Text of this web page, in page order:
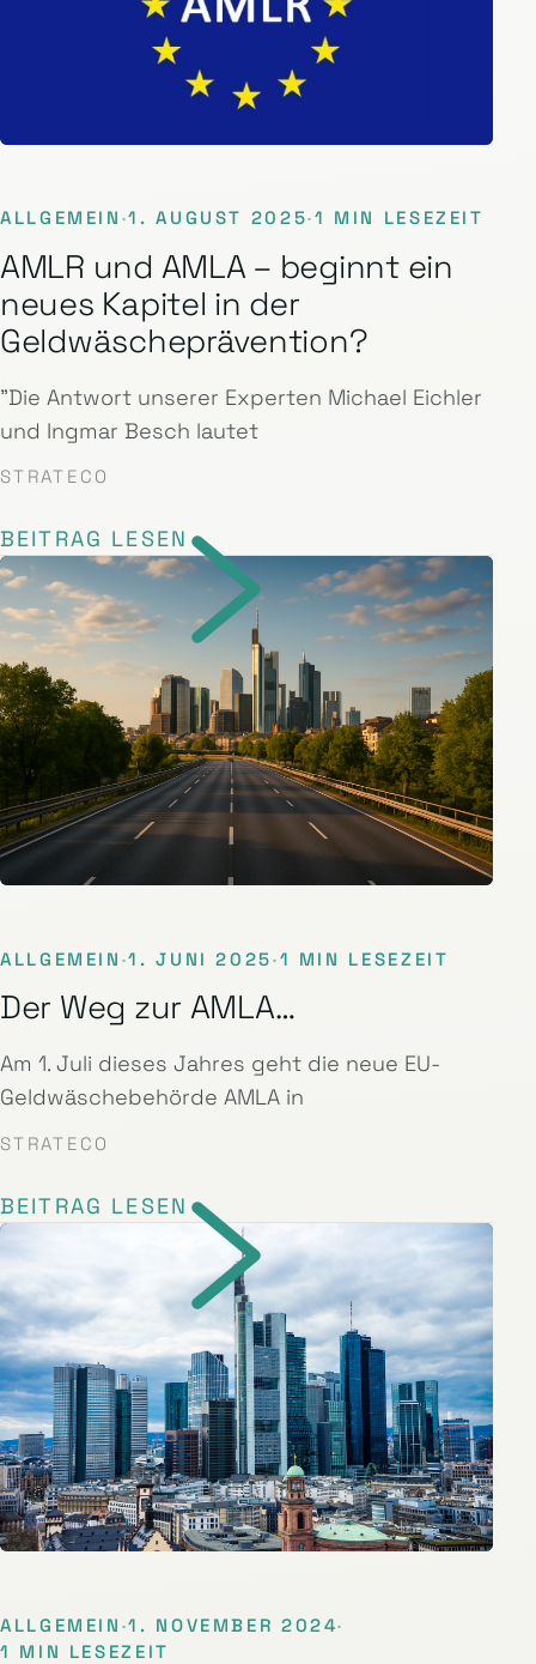
ALLGEMEIN ·1. AUGUST 2025·1 MIN LESEZEIT
AMLR und AMLA – beginnt ein
neues Kapitel in der
Geldwäscheprävention?
"Die Antwort unserer Experten Michael Eichler
und Ingmar Besch lautet
STRATECO
BEITRAG LESEN
ALLGEMEIN ·1. JUNI 2025·1 MIN LESEZEIT
Der Weg zur AMLA…
Am 1. Juli dieses Jahres geht die neue EU-
Geldwäschebehörde AMLA in
STRATECO
BEITRAG LESEN
ALLGEMEIN ·1. NOVEMBER 2024·
1 MIN LESEZEIT